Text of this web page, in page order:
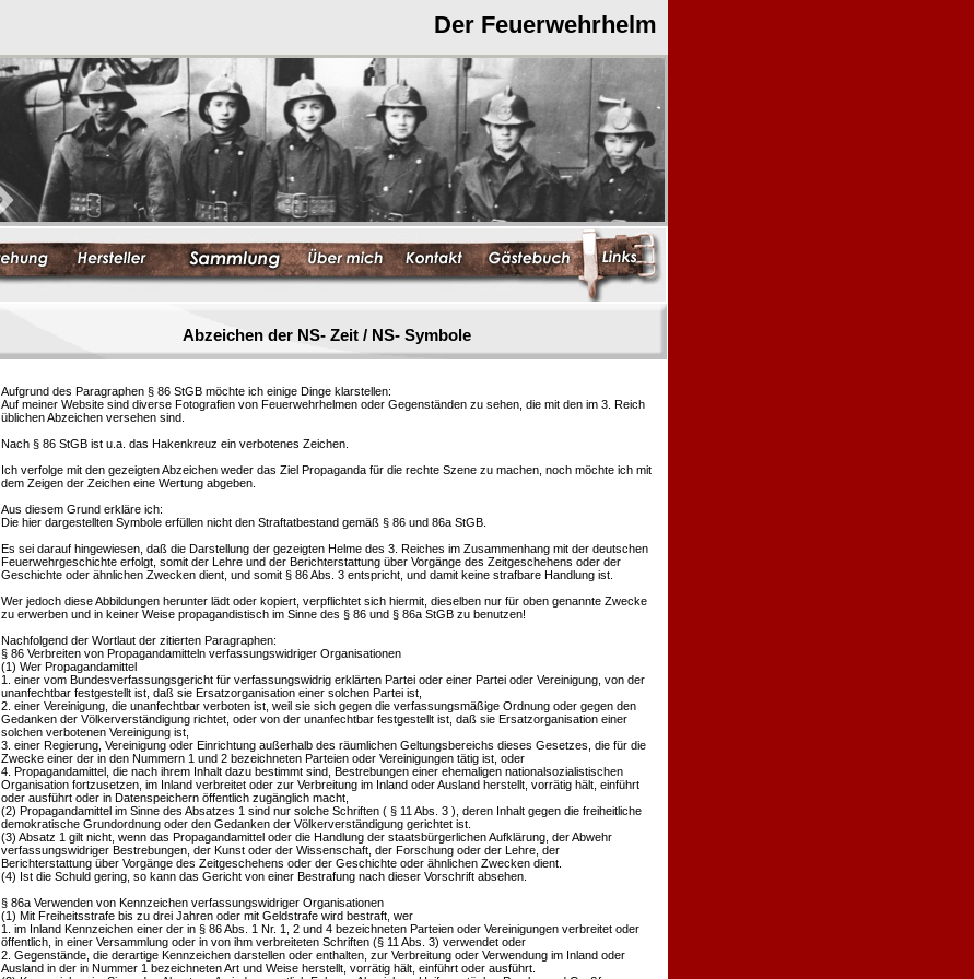
Der Feuerwehrhelm
Abzeichen der NS- Zeit / NS- Symbole
Aufgrund des Paragraphen § 86 StGB möchte ich einige Dinge klarstellen:
Auf meiner Website sind diverse Fotografien von Feuerwehrhelmen oder Gegenständen zu sehen, die mit den im 3. Reich
üblichen Abzeichen versehen sind.
Nach § 86 StGB ist u.a. das Hakenkreuz ein verbotenes Zeichen.
Ich verfolge mit den gezeigten Abzeichen weder das Ziel Propaganda für die rechte Szene zu machen, noch möchte ich mit
dem Zeigen der Zeichen eine Wertung abgeben.
Aus diesem Grund erkläre ich:
Die hier dargestellten Symbole erfüllen nicht den Straftatbestand gemäß § 86 und 86a StGB.
Es sei darauf hingewiesen, daß die Darstellung der gezeigten Helme des 3. Reiches im Zusammenhang mit der deutschen
Feuerwehrgeschichte erfolgt, somit der Lehre und der Berichterstattung über Vorgänge des Zeitgeschehens oder der
Geschichte oder ähnlichen Zwecken dient, und somit § 86 Abs. 3 entspricht, und damit keine strafbare Handlung ist.
Wer jedoch diese Abbildungen herunter lädt oder kopiert, verpflichtet sich hiermit, dieselben nur für oben genannte Zwecke
zu erwerben und in keiner Weise propagandistisch im Sinne des § 86 und § 86a StGB zu benutzen!
Nachfolgend der Wortlaut der zitierten Paragraphen:
§ 86 Verbreiten von Propagandamitteln verfassungswidriger Organisationen
(1) Wer Propagandamittel
1. einer vom Bundesverfassungsgericht für verfassungswidrig erklärten Partei oder einer Partei oder Vereinigung, von der
unanfechtbar festgestellt ist, daß sie Ersatzorganisation einer solchen Partei ist,
2. einer Vereinigung, die unanfechtbar verboten ist, weil sie sich gegen die verfassungsmäßige Ordnung oder gegen den
Gedanken der Völkerverständigung richtet, oder von der unanfechtbar festgestellt ist, daß sie Ersatzorganisation einer
solchen verbotenen Vereinigung ist,
3. einer Regierung, Vereinigung oder Einrichtung außerhalb des räumlichen Geltungsbereichs dieses Gesetzes, die für die
Zwecke einer der in den Nummern 1 und 2 bezeichneten Parteien oder Vereinigungen tätig ist, oder
4. Propagandamittel, die nach ihrem Inhalt dazu bestimmt sind, Bestrebungen einer ehemaligen nationalsozialistischen
Organisation fortzusetzen, im Inland verbreitet oder zur Verbreitung im Inland oder Ausland herstellt, vorrätig hält, einführt
oder ausführt oder in Datenspeichern öffentlich zugänglich macht,
(2) Propagandamittel im Sinne des Absatzes 1 sind nur solche Schriften ( § 11 Abs. 3 ), deren Inhalt gegen die freiheitliche
demokratische Grundordnung oder den Gedanken der Völkerverständigung gerichtet ist.
(3) Absatz 1 gilt nicht, wenn das Propagandamittel oder die Handlung der staatsbürgerlichen Aufklärung, der Abwehr
verfassungswidriger Bestrebungen, der Kunst oder der Wissenschaft, der Forschung oder der Lehre, der
Berichterstattung über Vorgänge des Zeitgeschehens oder der Geschichte oder ähnlichen Zwecken dient.
(4) Ist die Schuld gering, so kann das Gericht von einer Bestrafung nach dieser Vorschrift absehen.
§ 86a Verwenden von Kennzeichen verfassungswidriger Organisationen
(1) Mit Freiheitsstrafe bis zu drei Jahren oder mit Geldstrafe wird bestraft, wer
1. im Inland Kennzeichen einer der in § 86 Abs. 1 Nr. 1, 2 und 4 bezeichneten Parteien oder Vereinigungen verbreitet oder
öffentlich, in einer Versammlung oder in von ihm verbreiteten Schriften (§ 11 Abs. 3) verwendet oder
2. Gegenstände, die derartige Kennzeichen darstellen oder enthalten, zur Verbreitung oder Verwendung im Inland oder
Ausland in der in Nummer 1 bezeichneten Art und Weise herstellt, vorrätig hält, einführt oder ausführt.